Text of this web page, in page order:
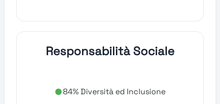
Responsabilità Sociale
84% Diversità ed Inclusione